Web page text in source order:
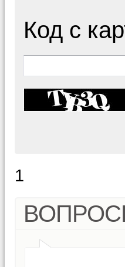
Код с
1